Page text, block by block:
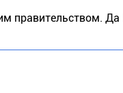
правительством.